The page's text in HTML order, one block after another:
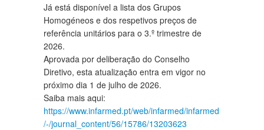
Já está disponível a lista dos Grupos
Homogéneos e dos respetivos preços de
referência unitários para o 3.º trimestre de
2026.
Aprovada por deliberação do Conselho
Diretivo, esta atualização entra em vigor no
próximo dia 1 de julho de 2026.
Saiba mais aqui:
https://www.infarmed.pt/web/infarmed/infarmed
/-/journal_content/56/15786/13203623